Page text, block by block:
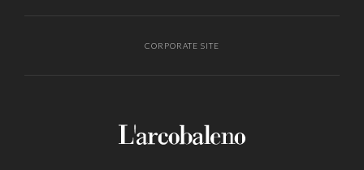
CORPORATE SITE